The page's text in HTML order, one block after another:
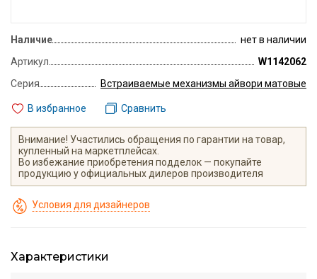
Наличие
нет в наличии
Артикул
W1142062
Серия
Встраиваемые механизмы айвори матовые
В избранное Сравнить
Внимание! Участились обращения по гарантии на товар,
купленный на маркетплейсах.
Во избежание приобретения подделок — покупайте
продукцию у официальных дилеров производителя
Условия для дизайнеров
Характеристики